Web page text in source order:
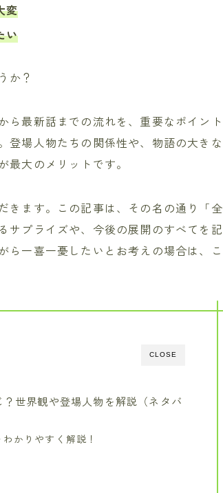
変
い
か？
ら最新話までの流れを、重要なポイント
登場人物たちの関係性や、物語の大きな
大のメリットです。
きます。この記事は、その名の通り「全
サプライズや、今後の展開のすべてを記
ら一喜一憂したいとお考えの場合は、こ
CLOSE
？世界観や登場人物を解説（ネタバ
かりやすく解説！